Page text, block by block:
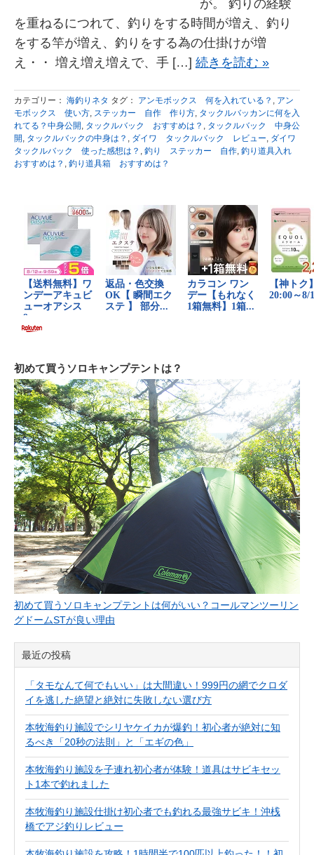
が。 釣りの経験
を重ねるにつれて、釣りをする時間が増え、釣り
をする竿が増え、釣りをする為の仕掛けが増
え・・ 増え増え増えで、手 […] 続きを読む »
カテゴリー： 海釣りネタ タグ： アンモボックス 何を入れている？ , アン
モボックス 使い方, ステッカー 自作 作り方, タックルバッカンに何を入
れてる？中身公開, タックルバック おすすめは？ , タックルバック 中身公
開, タックルバックの中身は？ , ダイワ タックルバック レビュー, ダイワ
タックルバック 使った感想は？ , 釣り ステッカー 自作, 釣り道具入れ
おすすめは？ , 釣り道具箱 おすすめは？
初めて買うソロキャンプテントは？
初めて買うソロキャンプテントは何がいい？コールマンツーリン
グドームSTが良い理由
最近の投稿
「タモなんて何でもいい」は大間違い！999円の網でクロダ
イを逃した絶望と絶対に失敗しない選び方
本牧海釣り施設でシリヤケイカが爆釣！初心者が絶対に知
るべき「20秒の法則」と「エギの色」
本牧海釣り施設を子連れ初心者が体験！道具はサビキセッ
ト1本で釣れました
本牧海釣り施設仕掛け初心者でも釣れる最強サビキ！沖桟
橋でアジ釣りレビュー